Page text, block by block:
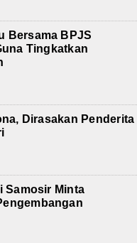
Bersama BPJS
Tingkatkan
Dirasakan Penderita
Samosir Minta